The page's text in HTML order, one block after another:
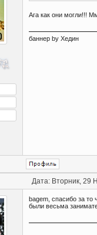
Ага как они могли!!!
баннер by Хедин
Дата: Вторник, 29
bagem, спасибо за то
были весьма